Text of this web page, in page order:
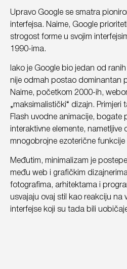
Upravo Google se smatra
interfejsa. Naime, Google
strogost forme u svojim
1990-ima.
Iako je Google bio jedan od
nije odmah postao dominantan
Naime, početkom 2000-ih,
„maksimalistički“ dizajn. Primjeri
Flash uvodne animacije, bogate
interaktivne elemente,
mnogobrojne ezoterične funkcije
Međutim, minimalizam je
među web i grafičkim
fotografima, arhitektama i
usvajaju ovaj stil kao reakciju na
interfejse koji su tada bili